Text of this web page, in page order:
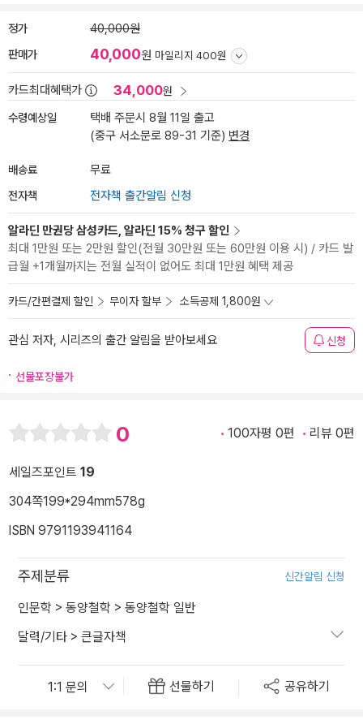
정가 40,000원
판매가 40,000원 마일리지 400원
카드최대혜택가 34,000원
수령예상일
택배 주문시 8월 11일 출고
(중구 서소문로 89-31 기준) 변경
배송료 무료
전자책 전자책 출간알림 신청
알라딘 만권당 삼성카드, 알라딘 15% 청구 할인
최대 1만원 또는 2만원 할인(전월 30만원 또는 60만원 이용 시) / 카드 발
급월 +1개월까지는 전월 실적이 없어도 최대 1만원 혜택 제공
카드/간편결제 할인 무이자 할부 소득공제 1,800원
관심 저자, 시리즈의 출간 알림을 받아보세요 신청
선물포장불가
0 100자평 0편 리뷰 0편
세일즈포인트 19
304쪽199*294mm578g
ISBN 9791193941164
주제분류 신간알림 신청
인문학 > 동양철학 > 동양철학 일반
달력/기타 > 큰글자책
선물하기 공유하기